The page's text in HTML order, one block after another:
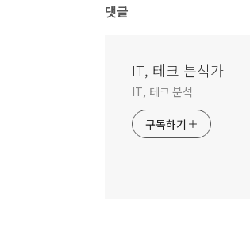
댓글
IT, 테크 분석가
IT, 테크 분석
구독하기